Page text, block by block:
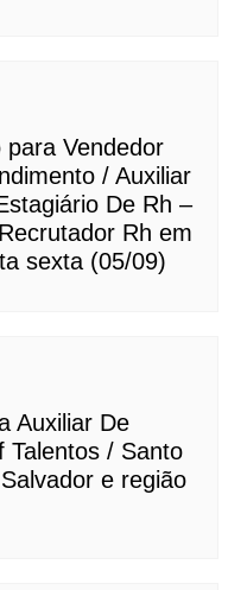
Vendedor
/ Auxiliar
De Rh –
Rh em
sexta (05/09)
Auxiliar De
Talentos / Santo
e região